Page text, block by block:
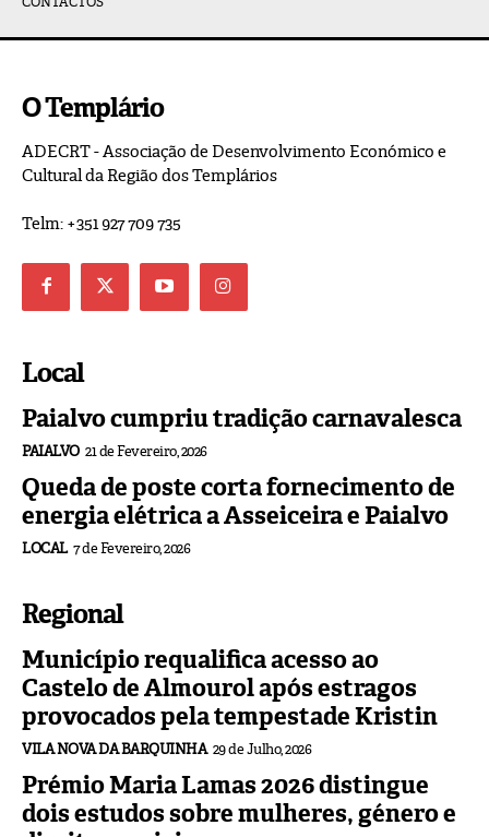
O Templário
ADECRT - Associação de Desenvolvimento Económico e
Cultural da Região dos Templários
Telm: +351 927 709 735
Local
Paialvo cumpriu tradição carnavalesca
PAIALVO 21 de Fevereiro, 2026
Queda de poste corta fornecimento de
energia elétrica a Asseiceira e Paialvo
LOCAL 7 de Fevereiro, 2026
Regional
Município requalifica acesso ao
Castelo de Almourol após estragos
provocados pela tempestade Kristin
VILA NOVA DA BARQUINHA 29 de Julho, 2026
Prémio Maria Lamas 2026 distingue
dois estudos sobre mulheres, género e